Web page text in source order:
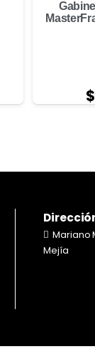
$
Mariano
Mejía